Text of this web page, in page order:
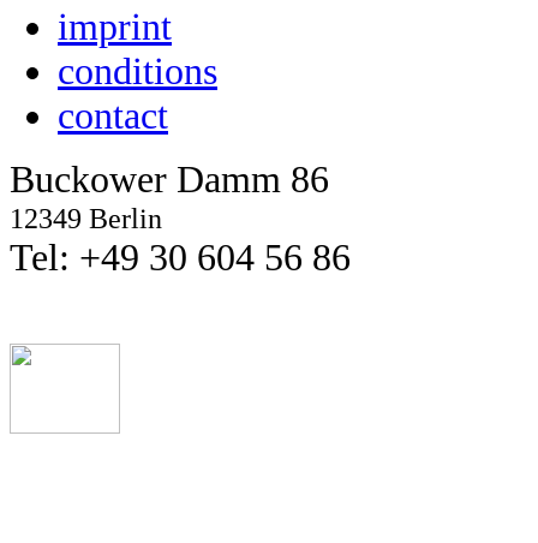
imprint
conditions
contact
Buckower Damm 86
12349 Berlin
Tel: +49 30 604 56 86